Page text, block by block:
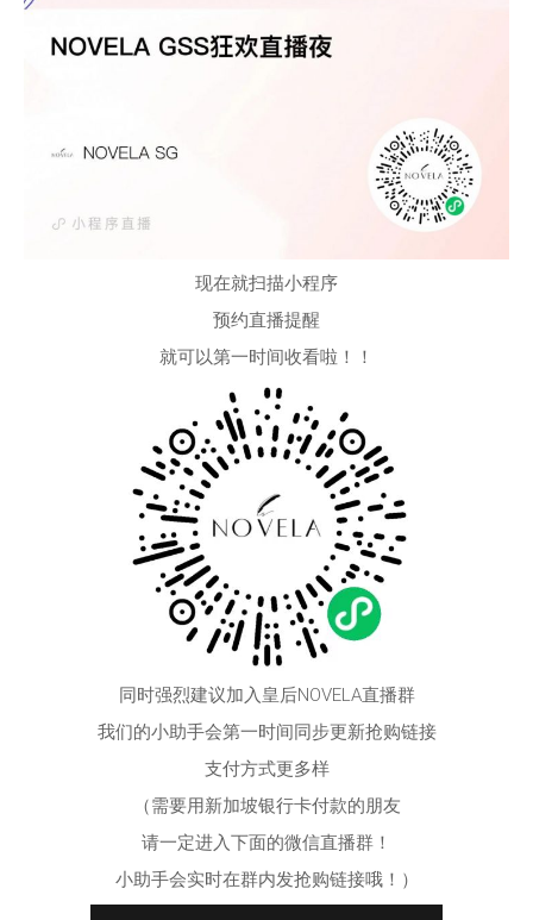
现在就扫描小程序
预约直播提醒
就可以第一时间收看啦！！
同时强烈建议加入皇后NOVELA直播群
我们的小助手会第一时间同步更新抢购链接
支付方式更多样
（需要用新加坡银行卡付款的朋友
请一定进入下面的微信直播群！
小助手会实时在群内发抢购链接哦！​）